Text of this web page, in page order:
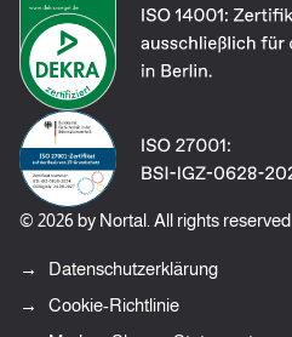
© 2026 by Nortal. All rights reserved
Datenschutzerklärung
Cookie-Richtlinie